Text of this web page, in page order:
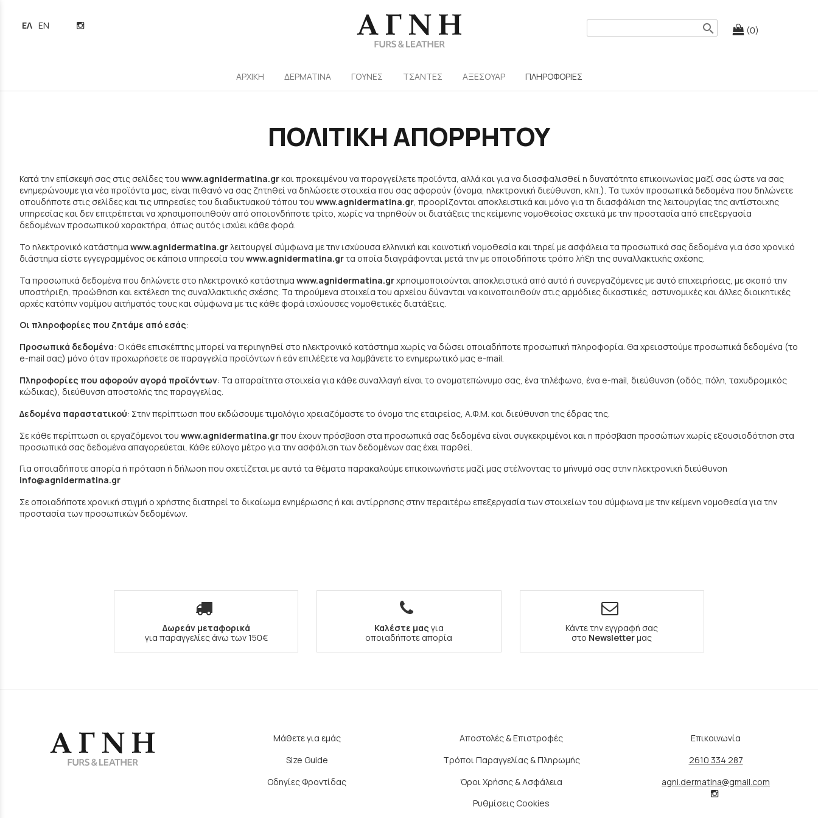
(0)
search
ΕΛΛΗΝΙΚΆ
ENGLISH
ΑΡΧΙΚΗ ΔΕΡΜΑΤΙΝΑ ΓΟΥΝΕΣ ΤΣΑΝΤΕΣ ΑΞΕΣΟΥΑΡ ΠΛΗΡΟΦΟΡΙΕΣ
ΠΟΛΙΤΙΚΗ ΑΠΟΡΡΗΤΟΥ
Κατά την επίσκεψή σας στις σελίδες του www.agnidermatina.grκαι προκειμένου να παραγγείλετε προϊόντα, αλλά και για να διασφαλισθεί η δυνατότητα επικοινωνίας μαζί σας ώστε να σας
ενημερώνουμε για νέα προϊόντα μας, είναι πιθανό να σας ζητηθεί να δηλώσετε στοιχεία που σας αφορούν (όνομα, ηλεκτρονική διεύθυνση, κλπ.). Τα τυχόν προσωπικά δεδομένα που δηλώνετε
οπουδήποτε στις σελίδες και τις υπηρεσίες του διαδικτυακού τόπου του www.agnidermatina.gr, προορίζονται αποκλειστικά και μόνο για τη διασφάλιση της λειτουργίας της αντίστοιχης
υπηρεσίας και δεν επιτρέπεται να χρησιμοποιηθούν από οποιονδήποτε τρίτο, χωρίς να τηρηθούν οι διατάξεις της κείμενης νομοθεσίας σχετικά με την προστασία από επεξεργασία
δεδομένων προσωπικού χαρακτήρα, όπως αυτός ισχύει κάθε φορά.
Το ηλεκτρονικό κατάστημα www.agnidermatina.gr λειτουργεί σύμφωνα με την ισχύουσα ελληνική και κοινοτική νομοθεσία και τηρεί με ασφάλεια τα προσωπικά σας δεδομένα για όσο χρονικό
διάστημα είστε εγγεγραμμένος σε κάποια υπηρεσία του www.agnidermatina.grτα οποία διαγράφονται μετά την με οποιοδήποτε τρόπο λήξη της συναλλακτικής σχέσης.
Τα προσωπικά δεδομένα που δηλώνετε στο ηλεκτρονικό κατάστημα www.agnidermatina.grχρησιμοποιούνται αποκλειστικά από αυτό ή συνεργαζόμενες με αυτό επιχειρήσεις, με σκοπό την
υποστήριξη, προώθηση και εκτέλεση της συναλλακτικής σχέσης. Τα τηρούμενα στοιχεία του αρχείου δύνανται να κοινοποιηθούν στις αρμόδιες δικαστικές, αστυνομικές και άλλες διοικητικές
αρχές κατόπιν νομίμου αιτήματός τους και σύμφωνα με τις κάθε φορά ισχύουσες νομοθετικές διατάξεις.
Οι πληροφορίες που ζητάμε από εσάς:
Προσωπικά δεδομένα: Ο κάθε επισκέπτης μπορεί να περιηγηθεί στο ηλεκτρονικό κατάστημα χωρίς να δώσει οποιαδήποτε προσωπική πληροφορία. Θα χρειαστούμε προσωπικά δεδομένα (το
e-mail σας) μόνο όταν προχωρήσετε σε παραγγελία προϊόντων ή εάν επιλέξετε να λαμβάνετε το ενημερωτικό μας e-mail.
Πληροφορίες που αφορούν αγορά προϊόντων: Τα απαραίτητα στοιχεία για κάθε συναλλαγή είναι το ονοματεπώνυμο σας, ένα τηλέφωνο, ένα e-mail, διεύθυνση (οδός, πόλη, ταχυδρομικός
κώδικας), διεύθυνση αποστολής της παραγγελίας.
Δεδομένα παραστατικού: Στην περίπτωση που εκδώσουμε τιμολόγιο χρειαζόμαστε το όνομα της εταιρείας, Α.Φ.Μ. και διεύθυνση της έδρας της.
Σε κάθε περίπτωση οι εργαζόμενοι του www.agnidermatina.grπου έχουν πρόσβαση στα προσωπικά σας δεδομένα είναι συγκεκριμένοι και η πρόσβαση προσώπων χωρίς εξουσιοδότηση στα
προσωπικά σας δεδομένα απαγορεύεται. Κάθε εύλογο μέτρο για την ασφάλιση των δεδομένων σας έχει παρθεί.
Για οποιαδήποτε απορία ή πρόταση ή δήλωση που σχετίζεται με αυτά τα θέματα παρακαλούμε επικοινωνήστε μαζί μας στέλνοντας το μήνυμά σας στην ηλεκτρονική διεύθυνση
info@agnidermatina.gr
Σε οποιαδήποτε χρονική στιγμή ο χρήστης διατηρεί το δικαίωμα ενημέρωσης ή και αντίρρησης στην περαιτέρω επεξεργασία των στοιχείων του σύμφωνα με την κείμενη νομοθεσία για την
προστασία των προσωπικών δεδομένων.
Δωρεάν μεταφορικά
για παραγγελίες άνω των 150€
Καλέστε μας για
οποιαδήποτε απορία
Κάντε την εγγραφή σας
στο Newsletterμας
Μάθετε για εμάς
Size Guide
Οδηγίες Φροντίδας
Αποστολές & Επιστροφές
Τρόποι Παραγγελίας & Πληρωμής
Όροι Χρήσης & Ασφάλεια
Ρυθμίσεις Cookies
Επικοινωνία
2610 334 287
agni.dermatina@gmail.com